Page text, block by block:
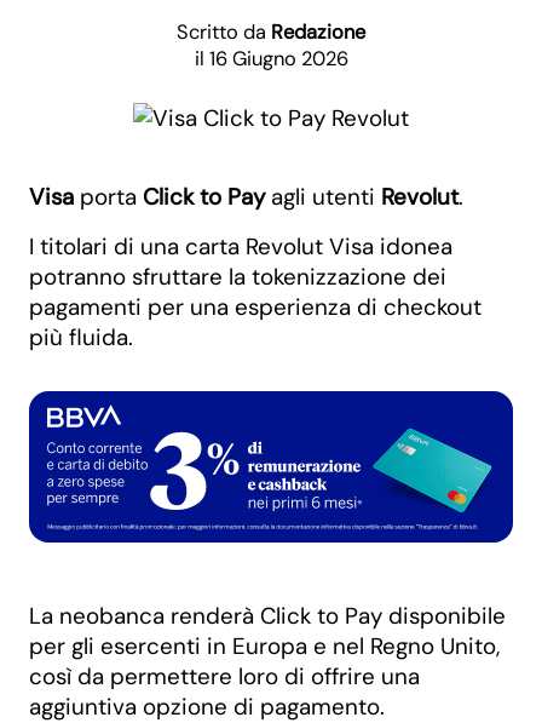
Scritto da Redazione
il 16 Giugno 2026
Visa porta Click to Payagli utenti Revolut.
I titolari di una carta Revolut Visa idonea
potranno sfruttare la tokenizzazione dei
pagamenti per una esperienza di checkout
più fluida.
La neobanca renderà Click to Pay disponibile
per gli esercenti in Europa e nel Regno Unito,
così da permettere loro di offrire una
aggiuntiva opzione di pagamento.